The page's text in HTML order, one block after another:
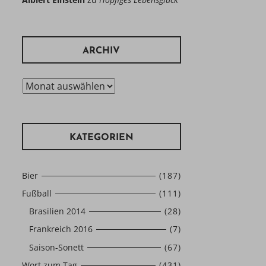
ARCHIV
Archiv
KATEGORIEN
Bier
(187)
Fußball
(111)
Brasilien 2014
(28)
Frankreich 2016
(7)
Saison-Sonett
(67)